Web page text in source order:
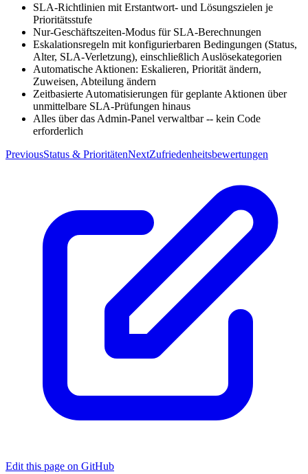
SLA-Richtlinien mit Erstantwort- und Lösungszielen je
Prioritätsstufe
Nur-Geschäftszeiten-Modus für SLA-Berechnungen
Eskalationsregeln mit konfigurierbaren Bedingungen (Status,
Alter, SLA-Verletzung), einschließlich Auslösekategorien
Automatische Aktionen: Eskalieren, Priorität ändern,
Zuweisen, Abteilung ändern
Zeitbasierte Automatisierungen für geplante Aktionen über
unmittelbare SLA-Prüfungen hinaus
Alles über das Admin-Panel verwaltbar -- kein Code
erforderlich
PreviousStatus & PrioritätenNextZufriedenheitsbewertungen
Edit this page on GitHub